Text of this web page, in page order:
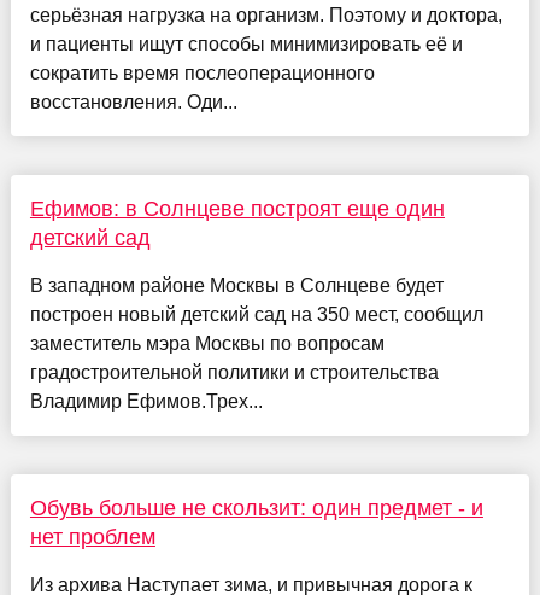
серьёзная нагрузка на организм. Поэтому и доктора,
и пациенты ищут способы минимизировать её и
сократить время послеоперационного
восстановления. Оди...
Ефимов: в Солнцеве построят еще один
детский сад
В западном районе Москвы в Солнцеве будет
построен новый детский сад на 350 мест, сообщил
заместитель мэра Москвы по вопросам
градостроительной политики и строительства
Владимир Ефимов.Трех...
Обувь больше не скользит: один предмет - и
нет проблем
Из архива Наступает зима, и привычная дорога к